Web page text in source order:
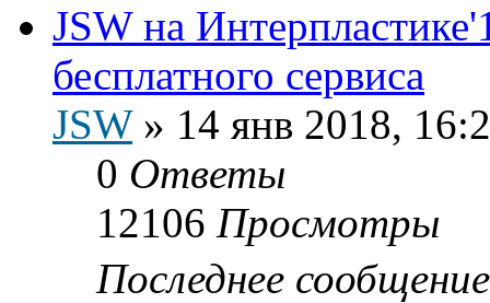
JSW на
бесплатного сервиса
JSW» 14 янв 2018,
0 Ответы
12106 Просмотры
Последнее